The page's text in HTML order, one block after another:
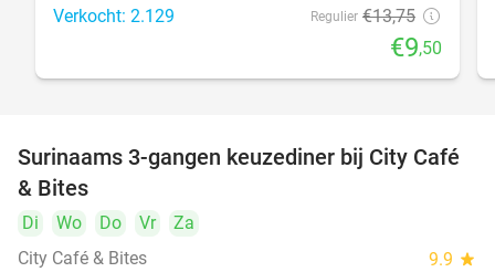
Verkocht: 2.129 Regulier €13,75
€9,50
21%
Surinaams 3-gangen keuzediner bij City Café
& Bites
Di Wo Do Vr
Za
City Café & Bites
9.9 star